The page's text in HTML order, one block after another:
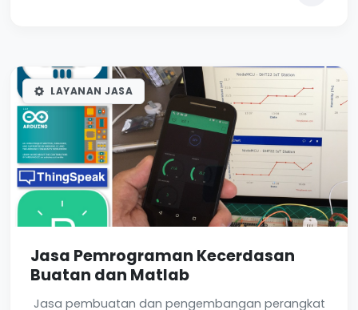
LAYANAN JASA
Jasa Pemrograman Kecerdasan
Buatan dan Matlab
Jasa pembuatan dan pengembangan perangkat